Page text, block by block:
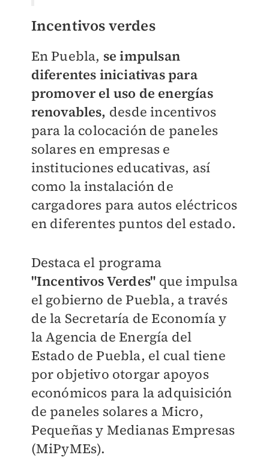
Incentivos verdes
En Puebla, se impulsan
diferentes iniciativas para
promover el uso de energías
renovables, desde incentivos
para la colocación de paneles
solares en empresas e
instituciones educativas, así
como la instalación de
cargadores para autos eléctricos
en diferentes puntos del estado.
Destaca el programa
"Incentivos Verdes" que impulsa
el gobierno de Puebla, a través
de la Secretaría de Economía y
la Agencia de Energía del
Estado de Puebla, el cual tiene
por objetivo otorgar apoyos
económicos para la adquisición
de paneles solares a Micro,
Pequeñas y Medianas Empresas
(MiPyMEs).